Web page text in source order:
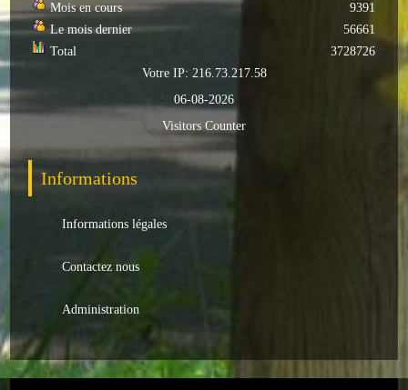
Mois en cours
Le mois dernier
Total
9391
56661
3728726
Votre IP: 216.73.217.58
06-08-2026
Visitors Counter
Informations
Informations légales
Contactez nous
Administration